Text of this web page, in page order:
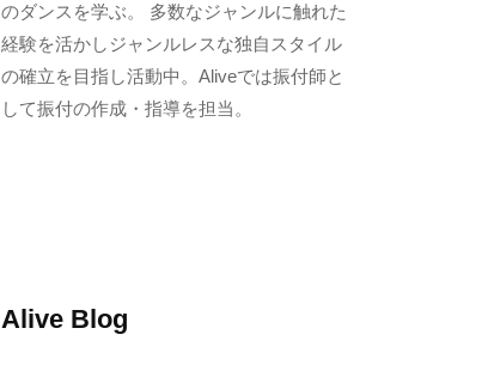
のダンスを学ぶ。
多数なジャンルに触れた
経験を活かしジャンルレスな独自スタイル
の確立を目指し活動中。Aliveでは振付師と
して振付の作成・指導を担当。
Alive Blog